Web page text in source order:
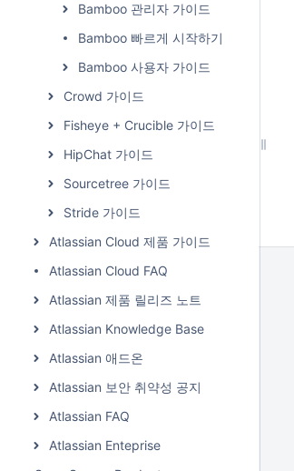
Bamboo 관리자 가이드
Bamboo 빠르게 시작하기
Bamboo 사용자 가이드
Crowd 가이드
Fisheye + Crucible 가이드
HipChat 가이드
Sourcetree 가이드
Stride 가이드
Atlassian Cloud 제품 가이드
Atlassian Cloud FAQ
Atlassian 제품 릴리즈 노트
Atlassian Knowledge Base
Atlassian 애드온
Atlassian 보안 취약성 공지
Atlassian FAQ
Atlassian Enteprise